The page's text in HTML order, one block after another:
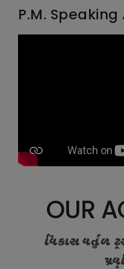
P.M.
OUR
વિકાસ વર્તુળ